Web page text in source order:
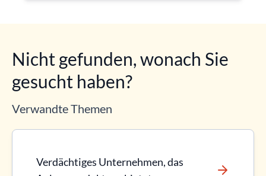
Nicht gefunden, wonach Sie
gesucht haben?
Verwandte Themen
Verdächtiges Unternehmen, das